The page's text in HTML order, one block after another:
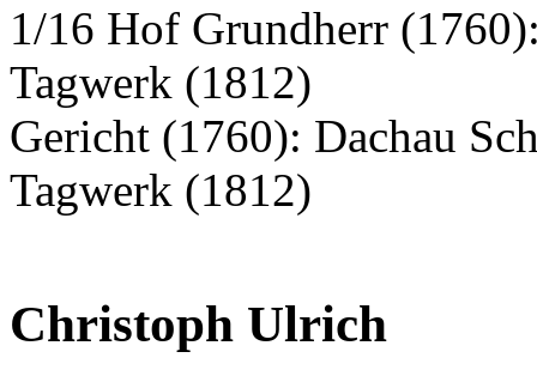
1/16 Hof Grundherr
Tagwerk (1812)
Gericht (1760): Dachau
Tagwerk (1812)
Christoph Ulrich